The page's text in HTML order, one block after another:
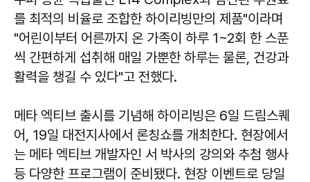
를 최적의 비율로 조합한 하이리빙만의 제품"이라며
"어린이부터 어른까지 온 가족이 하루 1~2회 한 스푼
씩 간편하게 섭취해 매일 가뿐한 하루는 물론, 건강과
활력을 챙길 수 있다"고 전했다.
메타 엑티브 출시를 기념해 하이리빙은 6일 드림스퀘
어, 19일 대전지사에서 론칭쇼를 개최한다. 현장에서
는 메타 엑티브 개발자인 서 박사의 강의와 추첨 행사
등 다양한 프로그램이 준비됐다. 현장 이벤트로 당일